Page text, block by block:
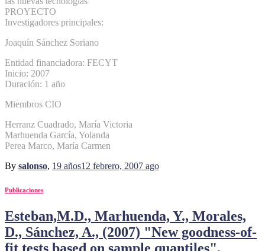
PROYECTO
Investigadores principales:
Joaquín Sánchez Soriano
Entidad financiadora: FECYT
Inicio: 2007
Duración: 1 año
Miembros CIO
Herranz Cuadrado, María Victoria
Marhuenda García, Yolanda
Perea Marco, María Carmen
By salonso, 19 años12 febrero, 2007 ago
Publicaciones
Esteban,M.D., Marhuenda, Y., Morales,
D., Sánchez, A., (2007) "New goodness-of-